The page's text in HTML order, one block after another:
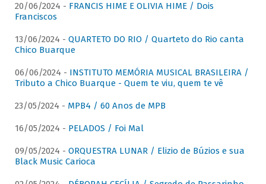
20/06/2024 - FRANCIS HIME E OLIVIA HIME / Dois
Franciscos
13/06/2024 - QUARTETO DO RIO / Quarteto do Rio canta
Chico Buarque
06/06/2024 - INSTITUTO MEMÓRIA MUSICAL BRASILEIRA /
Tributo a Chico Buarque - Quem te viu, quem te vê
23/05/2024 - MPB4 / 60 Anos de MPB
16/05/2024 - PELADOS / Foi Mal
09/05/2024 - ORQUESTRA LUNAR / Elizio de Búzios e sua
Black Music Carioca